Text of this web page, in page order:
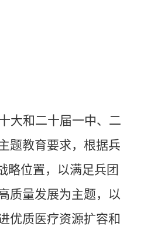
大和二十届一中、二
题教育要求，根据兵
略位置，以满足兵团
质量发展为主题，以
优质医疗资源扩容和